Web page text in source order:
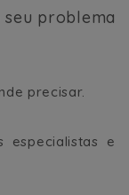
problema
precisar.
especialistas e